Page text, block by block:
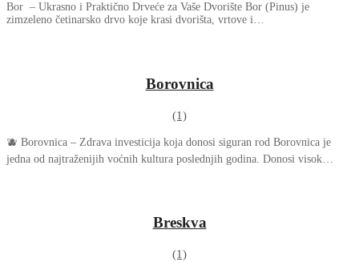
Bor – Ukrasno i Praktično Drveće za Vaše Dvorište Bor (Pinus) je
zimzeleno četinarsko drvo koje krasi dvorišta, vrtove i…
Borovnica
(1)
🫐 Borovnica – Zdrava investicija koja donosi siguran rod Borovnica je
jedna od najtraženijih voćnih kultura poslednjih godina. Donosi visok…
Breskva
(1)